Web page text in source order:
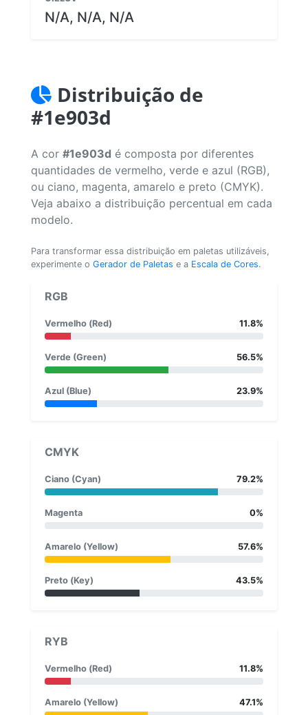
N/A, N/A, N/A
Distribuição de
#1e903d
A cor #1e903d é composta por diferentes
quantidades de vermelho, verde e azul (RGB),
ou ciano, magenta, amarelo e preto (CMYK).
Veja abaixo a distribuição percentual em cada
modelo.
Para transformar essa distribuição em paletas utilizáveis,
experimente o Gerador de Paletas e a Escala de Cores.
RGB
Vermelho (Red) 11.8%
Verde (Green) 56.5%
Azul (Blue) 23.9%
CMYK
Ciano (Cyan) 79.2%
Magenta 0%
Amarelo (Yellow) 57.6%
Preto (Key) 43.5%
RYB
Vermelho (Red) 11.8%
Amarelo (Yellow) 47.1%